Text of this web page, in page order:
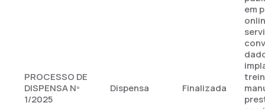
PROCESSO DE
DISPENSA Nº
1/2025
Dispensa Finalizada
em